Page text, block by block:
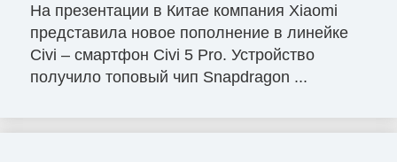
На презентации в Китае компания Xiaomi
представила новое пополнение в линейке
Civi – смартфон Civi 5 Pro. Устройство
получило топовый чип Snapdragon ...